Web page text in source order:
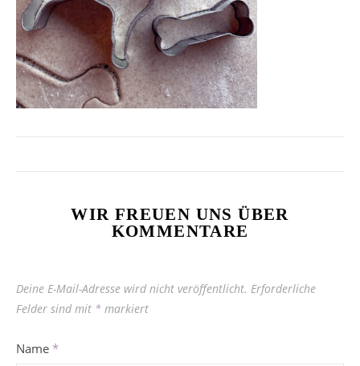
WIR FREUEN UNS ÜBER
KOMMENTARE
Deine E-Mail-Adresse wird nicht veröffentlicht. Erforderliche
Felder sind mit * markiert
Name *